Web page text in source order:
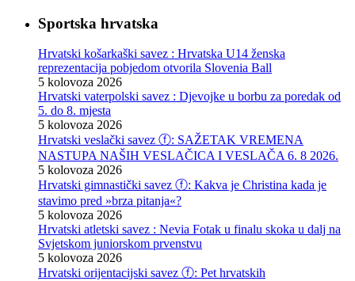
Sportska hrvatska
Hrvatski košarkaški savez : Hrvatska U14 ženska
reprezentacija pobjedom otvorila Slovenia Ball
5 kolovoza 2026
Hrvatski vaterpolski savez : Djevojke u borbu za poredak od
5. do 8. mjesta
5 kolovoza 2026
Hrvatski veslački savez ⓕ: SAŽETAK VREMENA
NASTUPA NAŠIH VESLAČICA I VESLAČA 6. 8 2026.
5 kolovoza 2026
Hrvatski gimnastički savez ⓕ: Kakva je Christina kada je
stavimo pred »brza pitanja«?
5 kolovoza 2026
Hrvatski atletski savez : Nevia Fotak u finalu skoka u dalj na
Svjetskom juniorskom prvenstvu
5 kolovoza 2026
Hrvatski orijentacijski savez ⓕ: Pet hrvatskih